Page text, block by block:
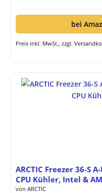
bei
Preis inkl. MwSt., zzgl.
ARCTIC Freezer 36-S
CPU Kühler, Intel &
von ARCTIC